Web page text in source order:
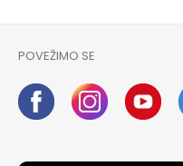
POVEŽIMO SE